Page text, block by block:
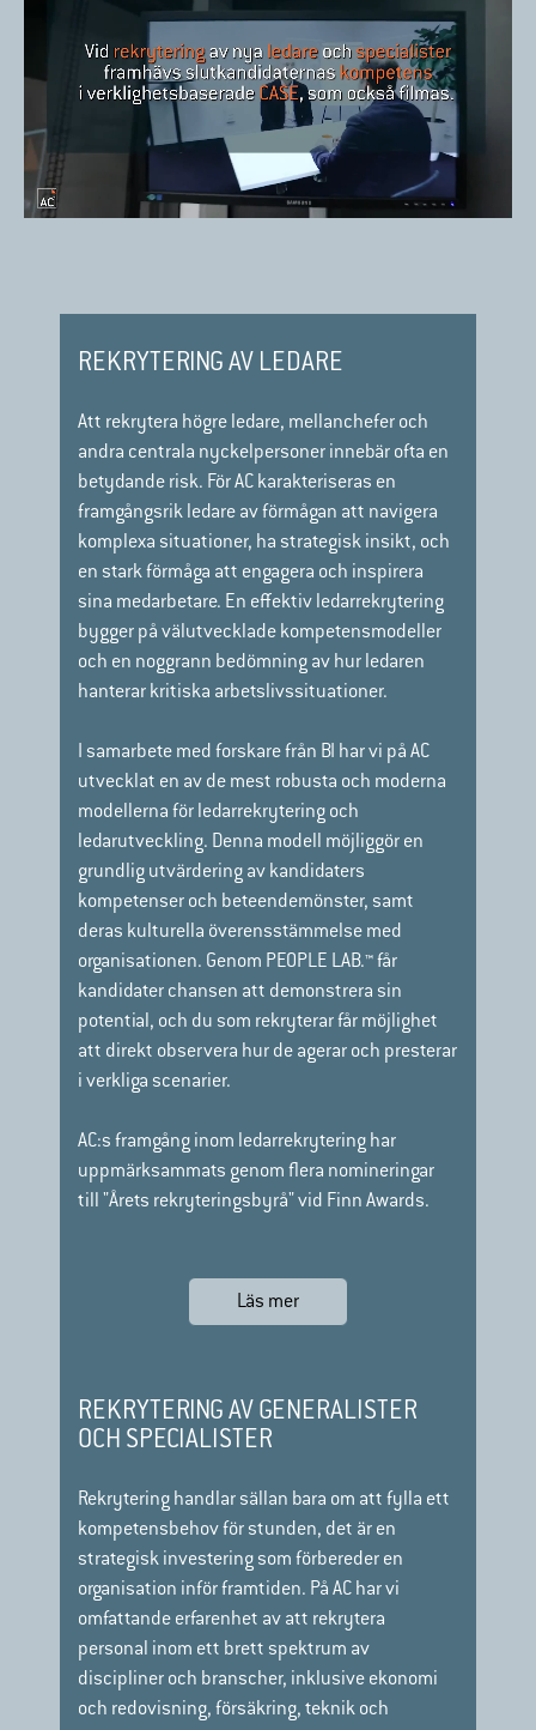
REKRYTERING AV LEDARE
Att rekrytera högre ledare, mellanchefer och
andra centrala nyckelpersoner innebär ofta en
betydande risk. För AC karakteriseras en
framgångsrik ledare av förmågan att navigera
komplexa situationer, ha strategisk insikt, och
en stark förmåga att engagera och inspirera
sina medarbetare. En effektiv ledarrekrytering
bygger på välutvecklade kompetensmodeller
och en noggrann bedömning av hur ledaren
hanterar kritiska arbetslivssituationer.
I samarbete med forskare från BI har vi på AC
utvecklat en av de mest robusta och moderna
modellerna för ledarrekrytering och
ledarutveckling. Denna modell möjliggör en
grundlig utvärdering av kandidaters
kompetenser och beteendemönster, samt
deras kulturella överensstämmelse med
organisationen. Genom PEOPLE LAB.™ får
kandidater chansen att demonstrera sin
potential, och du som rekryterar får möjlighet
att direkt observera hur de agerar och presterar
i verkliga scenarier.
AC:s framgång inom ledarrekrytering har
uppmärksammats genom flera nomineringar
till "Årets rekryteringsbyrå" vid Finn Awards.
Läs mer
REKRYTERING AV GENERALISTER
OCH SPECIALISTER
Rekrytering handlar sällan bara om att fylla ett
kompetensbehov för stunden, det är en
strategisk investering som förbereder en
organisation inför framtiden. På AC har vi
omfattande erfarenhet av att rekrytera
personal inom ett brett spektrum av
discipliner och branscher, inklusive ekonomi
och redovisning, försäkring, teknik och